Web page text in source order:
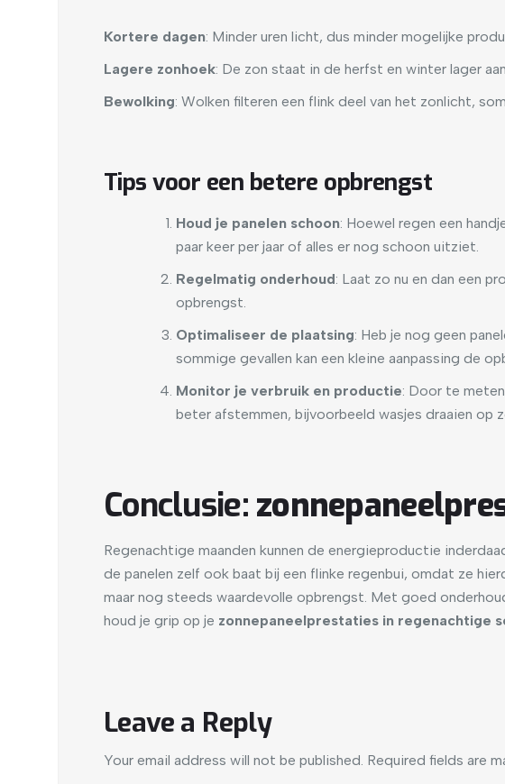
Kortere dagen: Minder uren licht, dus minder mogelijke
Lagere zonhoek: De zon staat in de herfst en winter lager
Bewolking: Wolken filteren een flink deel van het zonlicht,
Tips voor een betere opbrengst
Houd je panelen schoon: Hoewel regen een
paar keer per jaar of alles er nog schoon uitziet.
Regelmatig onderhoud: Laat zo nu en dan een
opbrengst.
Optimaliseer de plaatsing: Heb je nog geen
sommige gevallen kan een kleine aanpassing de
Monitor je verbruik en productie: Door te
beter afstemmen, bijvoorbeeld wasjes draaien op
Conclusie:
Regenachtige maanden kunnen de energieproductie
de panelen zelf ook baat bij een flinke regenbui, omdat ze
maar nog steeds waardevolle opbrengst. Met goed
houd je grip op je zonnepaneelprestaties in regenachtige
Leave a Reply
Your email address will not be published. Required fields are